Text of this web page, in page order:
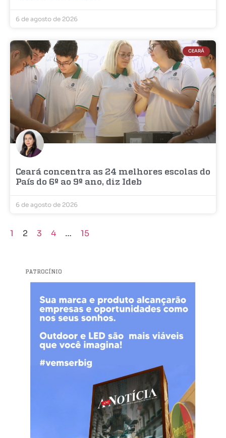
6 de agosto de 2026
CEARÁ
Ceará concentra as 24 melhores escolas do
País do 6º ao 9º ano, diz Ideb
6 de agosto de 2026
1 2 3 4 … 15
PATROCÍNIO